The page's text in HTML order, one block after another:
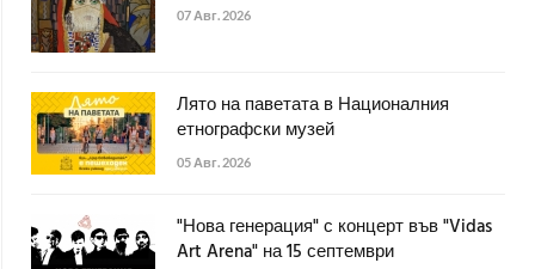
07 Авг. 2026
Лято на паветата в Националния
етнографски музей
05 Авг. 2026
"Нова генерация" с концерт във "Vidas
Art Arena" на 15 септември